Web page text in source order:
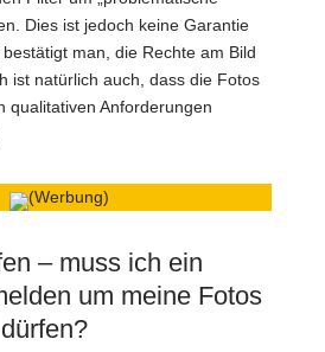
Dies ist jedoch keine Garantie
man, die Rechte am Bild
ist natürlich auch, dass die Fotos
qualitativen Anforderungen
(Werbung)
– muss ich ein
um meine Fotos